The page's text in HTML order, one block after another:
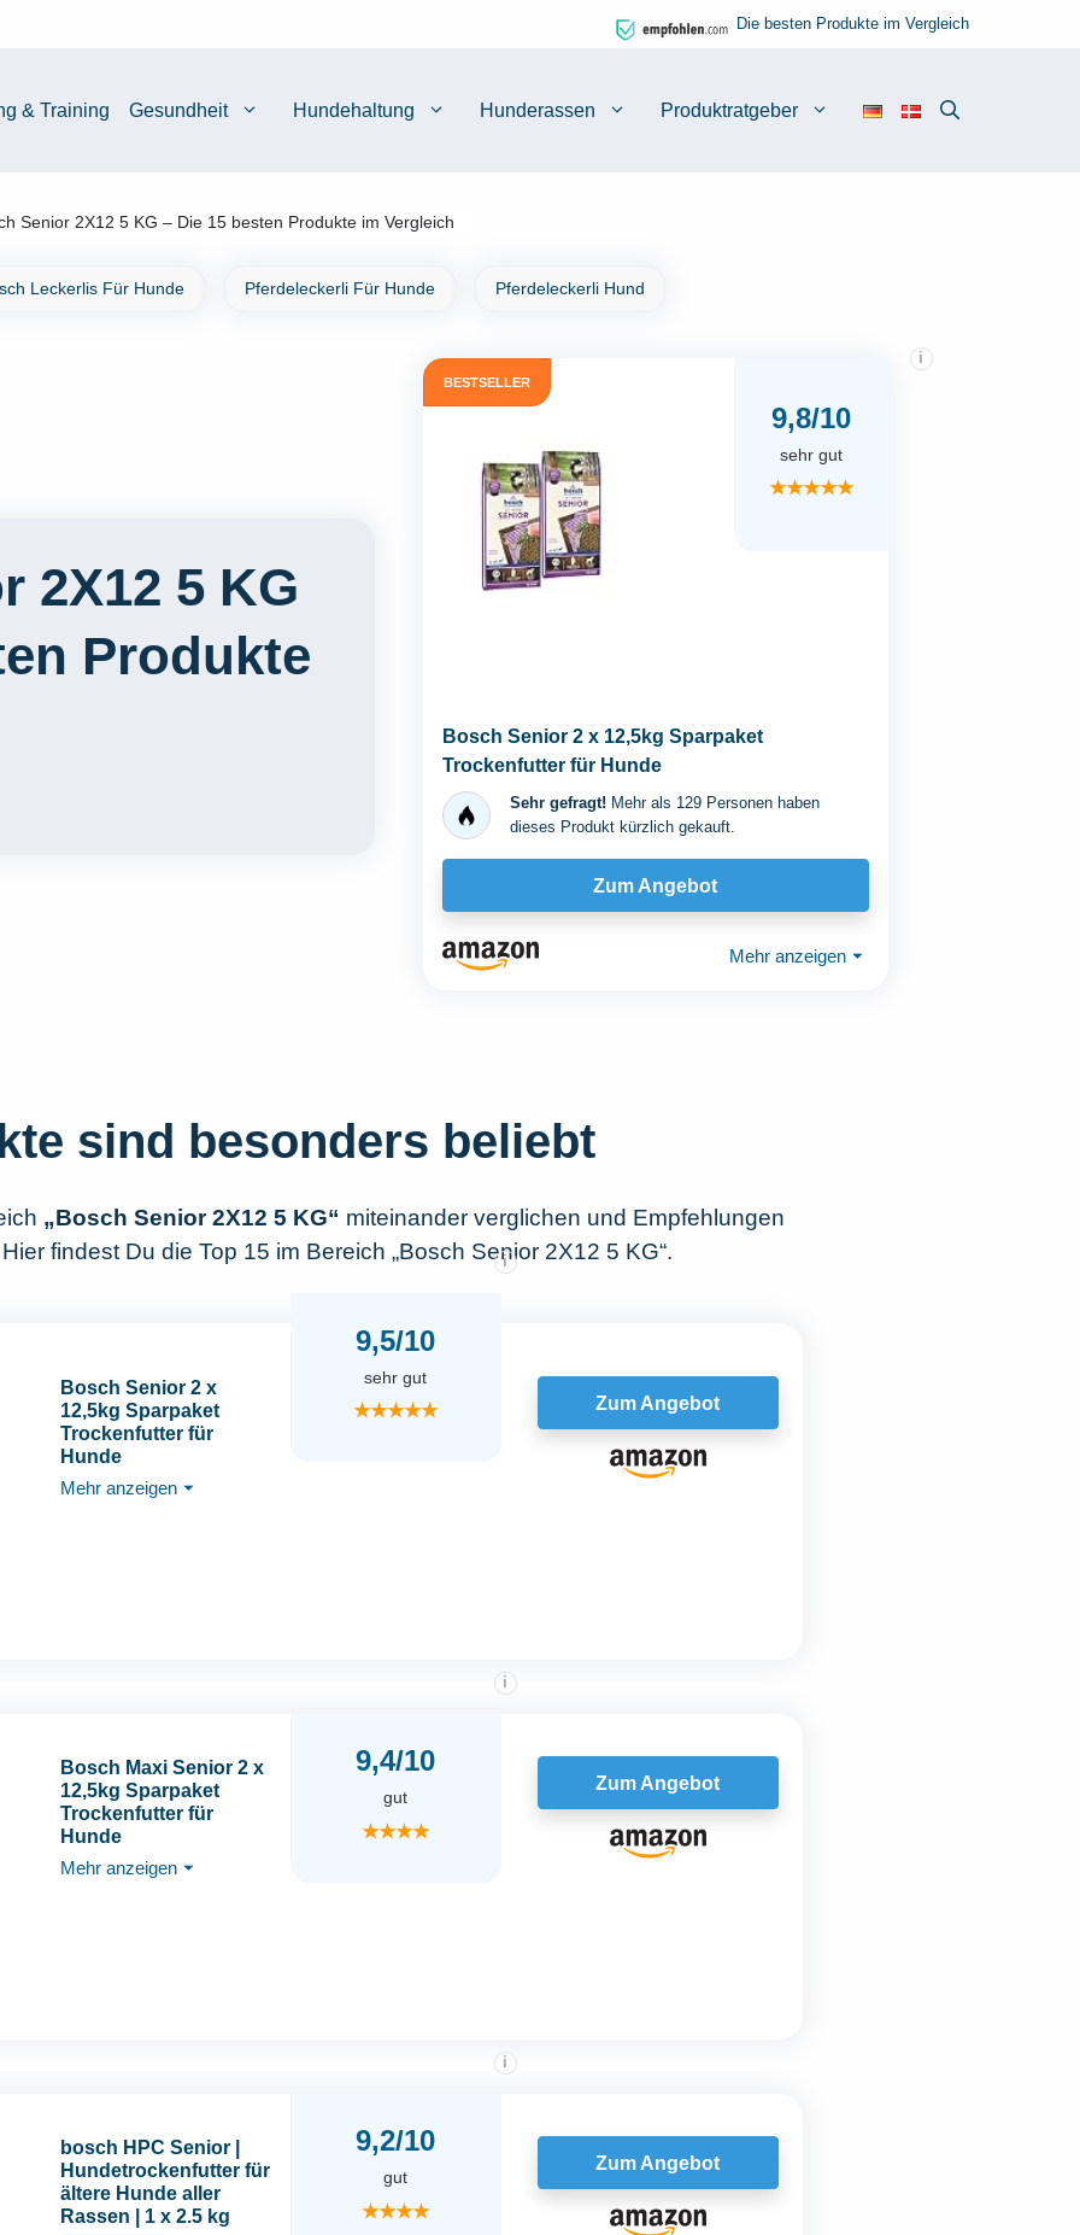
Die besten Produkte im Vergleich
& Training Gesundheit Hundehaltung Hunderassen Produktratgeber
Senior 2X12 5 KG – Die 15 besten Produkte im Vergleich
Leckerlis Für Hunde Pferdeleckerli Für Hunde Pferdeleckerli Hund
2X12 5 KG
Produkte
BESTSELLER
9,8/10
i
sehr gut
★★★★★
Bosch Senior 2 x 12,5kg Sparpaket
Trockenfutter für Hunde
Sehr gefragt! Mehr als 129 Personen haben
dieses Produkt kürzlich gekauft.
Zum Angebot
Mehr anzeigen ⏷
sind besonders beliebt
„Bosch Senior 2X12 5 KG“ miteinander verglichen und Empfehlungen
findest Du die Top 15 im Bereich „Bosch Senior 2X12 5 KG“.
Bosch Senior 2 x
12,5kg Sparpaket
Trockenfutter für
Hunde
Mehr anzeigen ⏷
9,5/10
i
sehr gut
★★★★★ Zum Angebot
Bosch Maxi Senior 2 x
12,5kg Sparpaket
Trockenfutter für
Hunde
Mehr anzeigen ⏷
9,4/10
i
gut
★★★★
Zum Angebot
bosch HPC Senior |
Hundetrockenfutter für
ältere Hunde aller
Rassen | 1 x 2.5 kg
9,2/10
i
gut
★★★★
Zum Angebot